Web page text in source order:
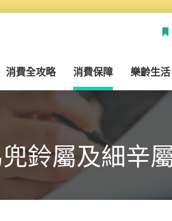
消費全攻略 消費保障 樂齡生活
鈴屬及細辛